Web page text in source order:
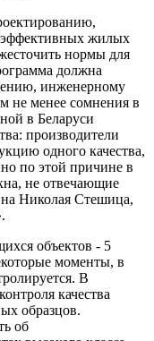
жилых
нормы для
должна
инженерному
не менее сомнения в
в Беларуси
производители
одного качества,
по этой причине в
не отвечающие
Николая Стешица,
объектов - 5
моменты, в
В
качества
образцов.
об